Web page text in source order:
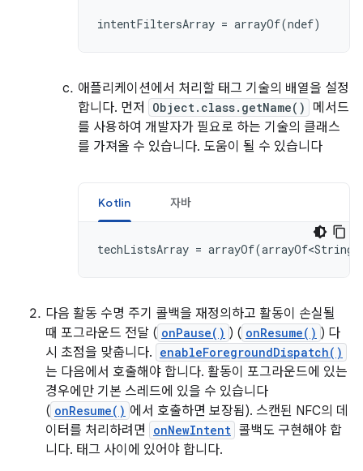
intentFiltersArray = arrayOf(ndef)
애플리케이션에서 처리할 태그 기술의 배열을 설정
합니다. 먼저
Object.class.getName()
메서드
를 사용하여 개발자가 필요로 하는 기술의 클래스
를 가져올 수 있습니다. 도움이 될 수 있습니다
Kotlin 자바
techListsArray = arrayOf(arrayOf<String>
다음 활동 수명 주기 콜백을 재정의하고 활동이 손실될
때 포그라운드 전달 ( onPause() ) ( onResume() ) 다
시 초점을 맞춥니다. enableForegroundDispatch()
는 다음에서 호출해야 합니다. 활동이 포그라운드에 있는
경우에만 기본 스레드에 있을 수 있습니다
( onResume() 에서 호출하면 보장됨). 스캔된 NFC의 데
이터를 처리하려면
onNewIntent 콜백도 구현해야 합
니다. 태그 사이에 있어야 합니다.